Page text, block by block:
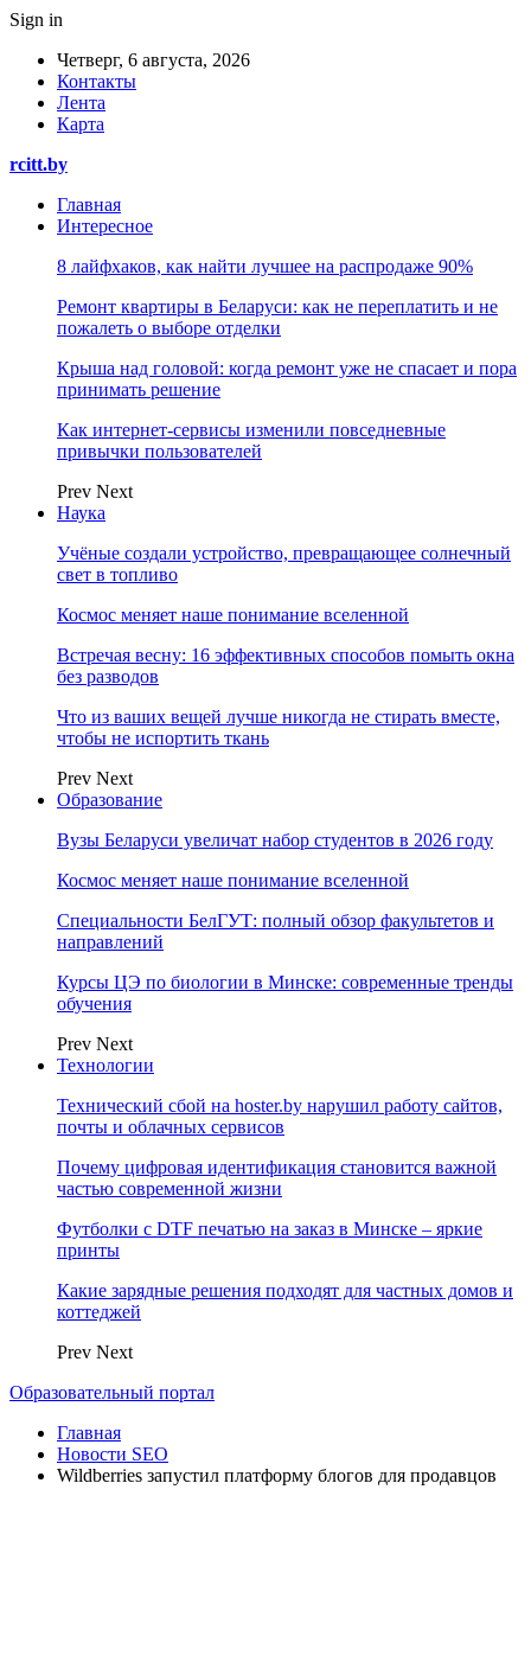
Sign in
Четверг, 6 августа, 2026
Контакты
Лента
Карта
rcitt.by
Главная
Интересное
8 лайфхаков, как найти лучшее на распродаже 90%
Ремонт квартиры в Беларуси: как не переплатить и не
пожалеть о выборе отделки
Крыша над головой: когда ремонт уже не спасает и пора
принимать решение
Как интернет-сервисы изменили повседневные
привычки пользователей
Prev Next
Наука
Учёные создали устройство, превращающее солнечный
свет в топливо
Космос меняет наше понимание вселенной
Встречая весну: 16 эффективных способов помыть окна
без разводов
Что из ваших вещей лучше никогда не стирать вместе,
чтобы не испортить ткань
Prev Next
Образование
Вузы Беларуси увеличат набор студентов в 2026 году
Космос меняет наше понимание вселенной
Специальности БелГУТ: полный обзор факультетов и
направлений
Курсы ЦЭ по биологии в Минске: современные тренды
обучения
Prev Next
Технологии
Технический сбой на hoster.by нарушил работу сайтов,
почты и облачных сервисов
Почему цифровая идентификация становится важной
частью современной жизни
Футболки с DTF печатью на заказ в Минске – яркие
принты
Какие зарядные решения подходят для частных домов и
коттеджей
Prev Next
Образовательный портал
Главная
Новости SEO
Wildberries запустил платформу блогов для продавцов